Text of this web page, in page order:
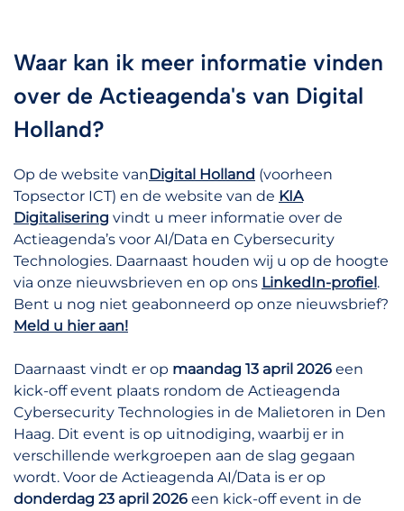
Waar kan ik meer informatie vinden
over de Actieagenda's van Digital
Holland?
Op de website vanDigital Holland (voorheen
Topsector ICT) en de website van de KIA
Digitalisering vindt u meer informatie over de
Actieagenda’s voor AI/Data en Cybersecurity
Technologies. Daarnaast houden wij u op de hoogte
via onze nieuwsbrieven en op ons LinkedIn-profiel.
Bent u nog niet geabonneerd op onze nieuwsbrief?
Meld u hier aan!
Daarnaast vindt er op maandag 13 april 2026 een
kick-off event plaats rondom de Actieagenda
Cybersecurity Technologies in de Malietoren in Den
Haag. Dit event is op uitnodiging, waarbij er in
verschillende werkgroepen aan de slag gegaan
wordt. Voor de Actieagenda AI/Data is er op
donderdag 23 april 2026 een kick-off event in de